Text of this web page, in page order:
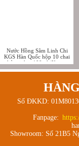
Nước Hồng Sâm Linh Chi
KGS Hàn Quốc hộp 10 chai
thủy tinh x 100ml (Korean
Ginseng Linhzhi Liquid)
Số ĐKKD:
Fanpage:
Showroom: Số 21B5